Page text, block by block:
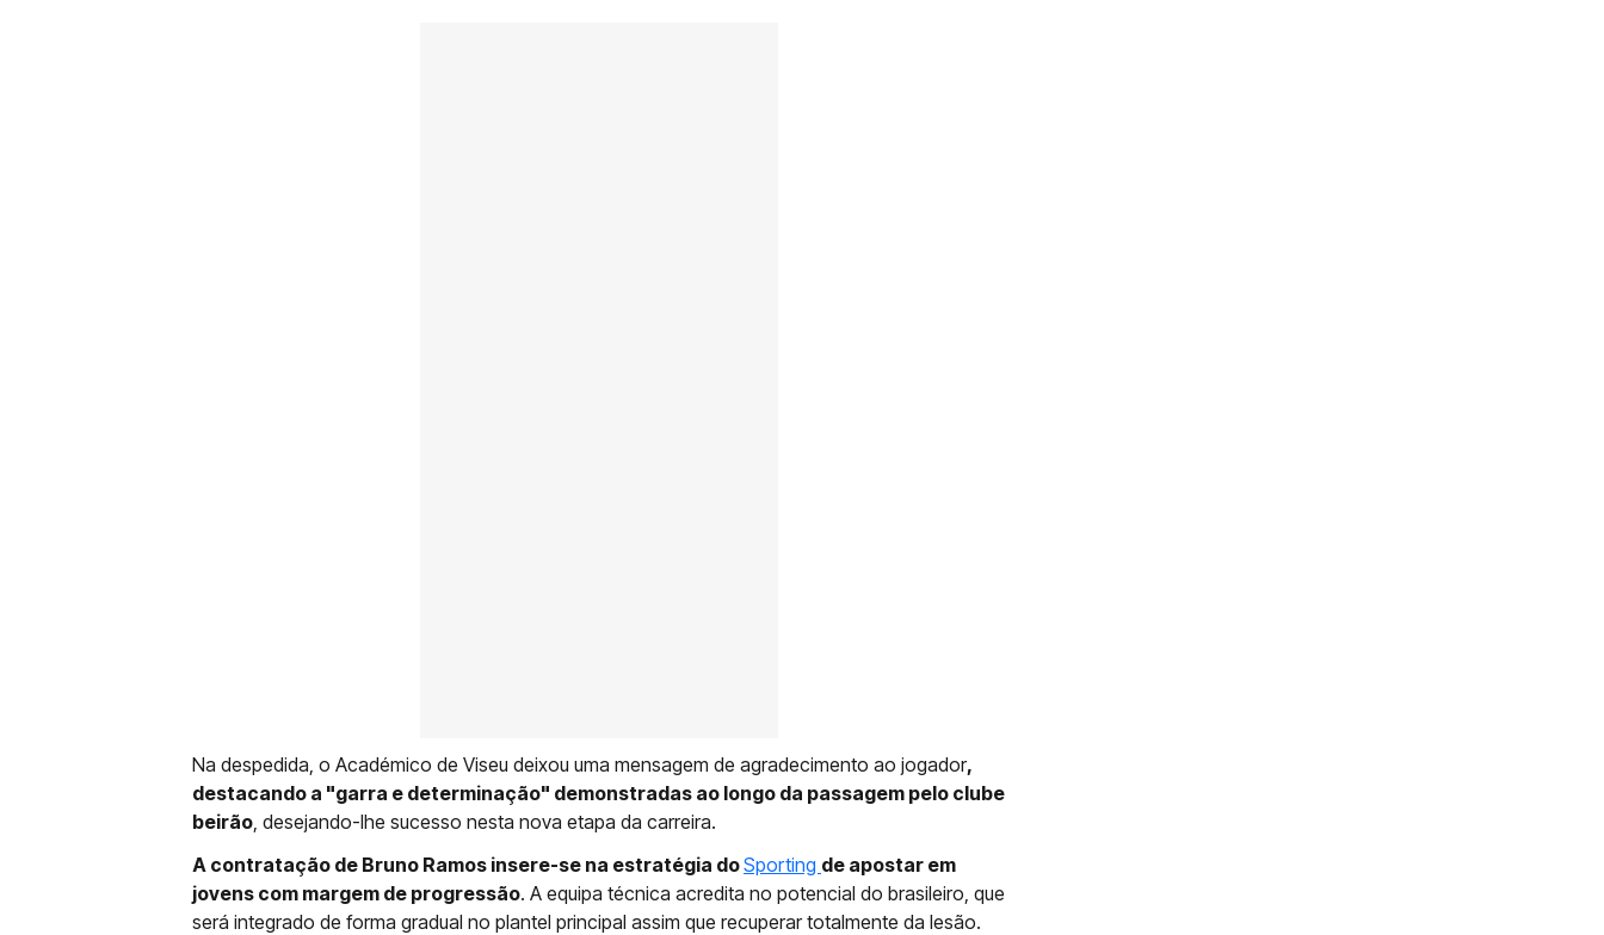
Na despedida, o Académico de Viseu deixou uma mensagem de agradecimento ao jogador,
destacando a "garra e determinação" demonstradas ao longo da passagem pelo clube
beirão , desejando-lhe sucesso nesta nova etapa da carreira.
A contratação de Bruno Ramos insere-se na estratégia doSporting de apostar em
jovens com margem de progressão. A equipa técnica acredita no potencial do brasileiro, que
será integrado de forma gradual no plantel principal assim que recuperar totalmente da lesão.